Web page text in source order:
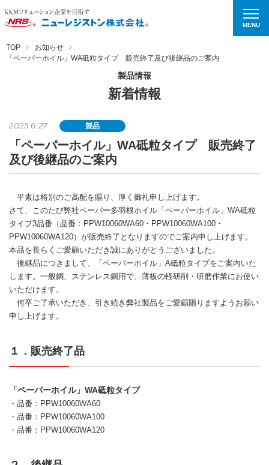
MENU
TOP
お知らせ
「ペーパーホイル」WA砥粒タイプ 販売終了及び後継品のご案内
製品情報
新着情報
2025.6.27 製品
「ペーパーホイル」WA砥粒タイプ 販売終了
及び後継品のご案内
平素は格別のご⾼配を賜り、厚く御礼申し上げます。
さて、このたび弊社ペーパー多羽根ホイル「ペーパーホイル」WA砥粒
タイプ3品番（品番：PPW10060WA60・PPW10060WA100・
PPW10060WA120）が販売終了となりますのでご案内申し上げます。
本品を長らくご愛顧いただき誠にありがとうございました。
後継品につきまして、「ペーパーホイル」A砥粒タイプをご案内いた
します。一般鋼、ステンレス鋼用で、薄板の軽研削・研磨作業にお使い
いただけます。
何卒ご了承いただき、引き続き弊社製品をご愛顧賜りますようお願い
申し上げます。
１．販売終了品
「ペーパーホイル」WA砥粒タイプ
・品番：PPW10060WA60
・品番：PPW10060WA100
・品番：PPW10060WA120